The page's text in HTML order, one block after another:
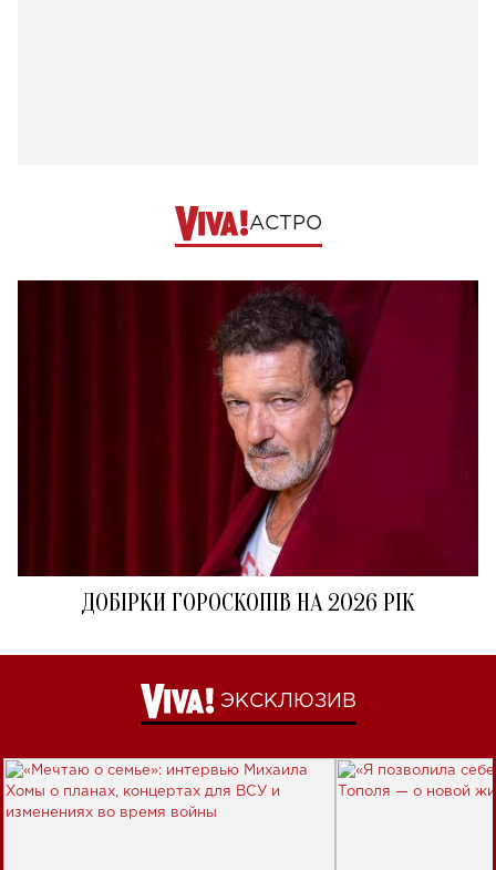
АСТРО
ДОБІРКИ ГОРОСКОПІВ НА 2026 РІК
ЭКСКЛЮЗИВ